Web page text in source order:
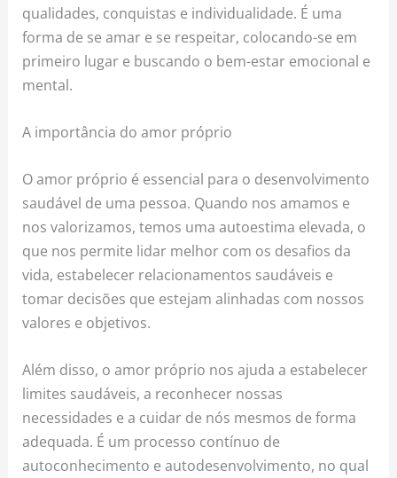
qualidades, conquistas e individualidade. É uma
forma de se amar e se respeitar, colocando-se em
primeiro lugar e buscando o bem-estar emocional e
mental.
A importância do amor próprio
O amor próprio é essencial para o desenvolvimento
saudável de uma pessoa. Quando nos amamos e
nos valorizamos, temos uma autoestima elevada, o
que nos permite lidar melhor com os desafios da
vida, estabelecer relacionamentos saudáveis e
tomar decisões que estejam alinhadas com nossos
valores e objetivos.
Além disso, o amor próprio nos ajuda a estabelecer
limites saudáveis, a reconhecer nossas
necessidades e a cuidar de nós mesmos de forma
adequada. É um processo contínuo de
autoconhecimento e autodesenvolvimento, no qual